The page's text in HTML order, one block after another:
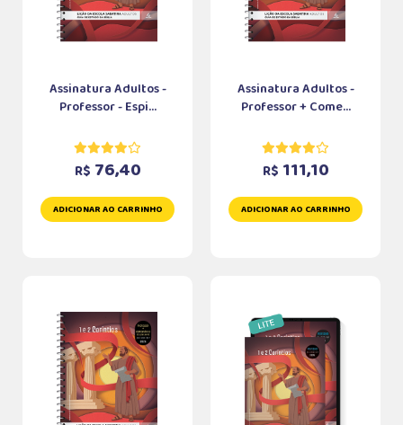
Assinatura Adultos -
Professor - Espi...
R$ 76,40
ADICIONAR AO CARRINHO
Assinatura Adultos -
Professor + Come...
R$ 111,10
ADICIONAR AO CARRINHO